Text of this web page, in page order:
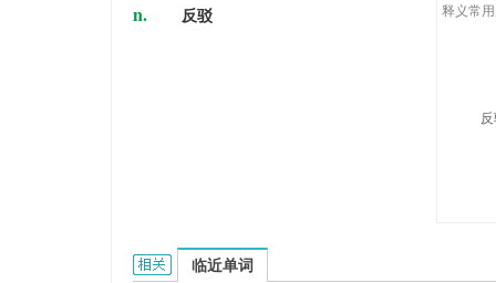
n. 反驳 释义常
oppugnation的相关资料：
临近单词